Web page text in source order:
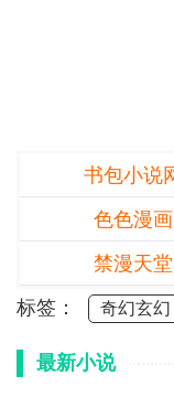
书包小说
色色漫画
禁漫天堂
标签：
奇幻玄幻
最新小说